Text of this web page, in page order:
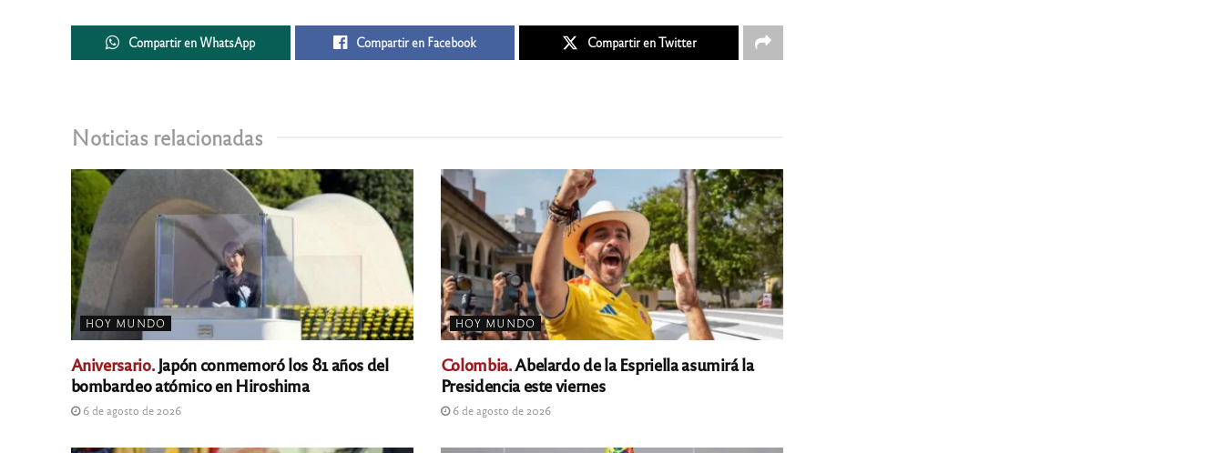
Compartir en WhatsApp Compartir en Facebook Compartir en Twitter
Noticias relacionadas
HOY MUNDO
Aniversario.Japón conmemoró los 81 años del
bombardeo atómico en Hiroshima
6 de agosto de 2026
HOY MUNDO
Colombia.Abelardo de la Espriella asumirá la
Presidencia este viernes
6 de agosto de 2026